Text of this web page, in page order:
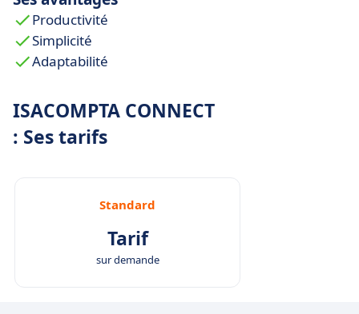
application systématique sur l’ensemble des
dossiers rattachés.
ISACOMPTA CONNECT
conçue pourêtre partagée avec votre client
en temps réel, sur un système d’information unique
en associant pleinement les clients à votre
organisation.
Productivité
Simplicité
Adaptabilité
ISACOMPTA CONNECT
: Ses tarifs
Standard
Tarif
sur demande